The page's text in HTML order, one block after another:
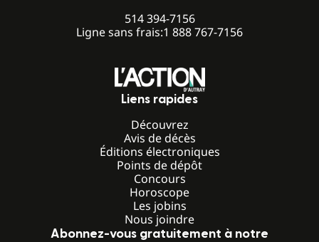
514 394-7156
Ligne sans frais:1 888 767-7156
Liens rapides
Découvrez
Avis de décès
Éditions électroniques
Points de dépôt
Concours
Horoscope
Les jobins
Nous joindre
Abonnez-vous gratuitement à notre